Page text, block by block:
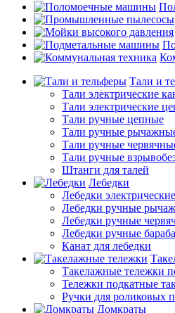
Тали и
Тали электрические
Тали электрические
Тали ручные цепные
Тали ручные
Тали ручные
Тали ручные
Штанги для талей
Лебедки
Лебедки электрические
Лебедки ручные
Лебедки ручные
Лебедки ручные
Канат для лебедки
Такелажные тележки
Тележки подкатные
Ручки для роликовых
Домкраты